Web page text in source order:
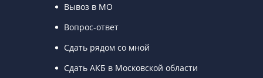
Вывоз в МО
Вопрос-ответ
Сдать рядом со мной
Сдать АКБ в Московской области